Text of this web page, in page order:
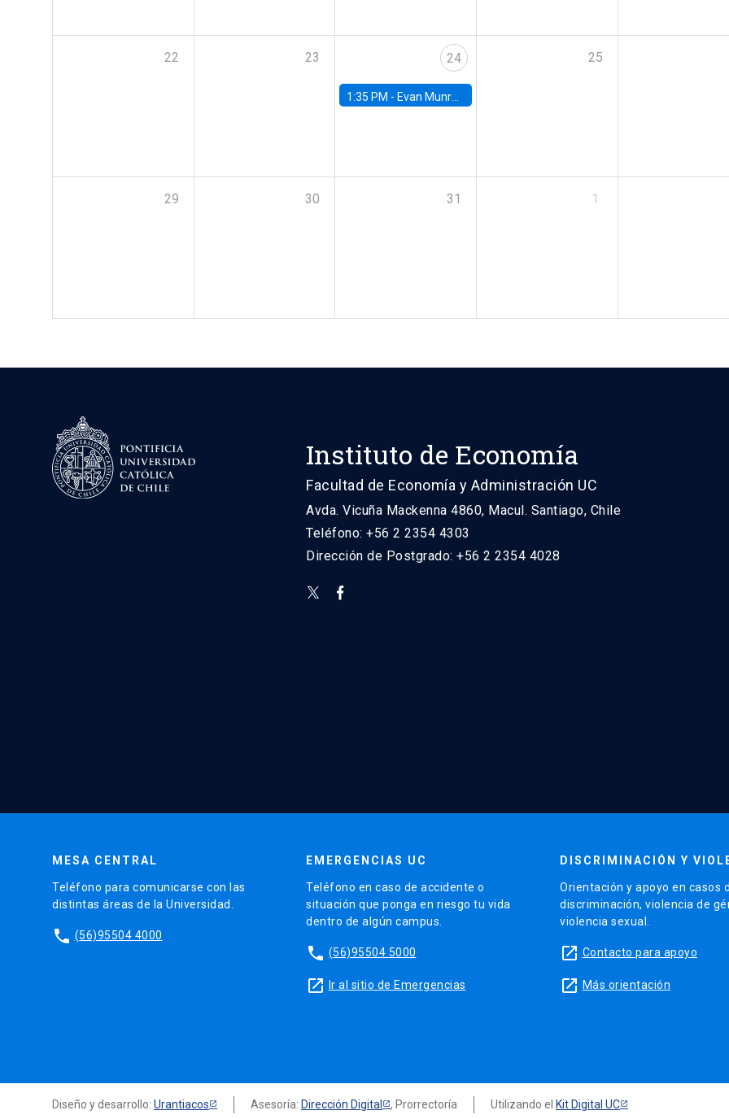
22 23 24
1:35 PM - Evan Munro, Neyman Visiting Assistant Professor in the Department of Statistics at UC Berkeley
25
29 30 31 1
Instituto de Economía
Facultad de Economía y Administración UC
Avda. Vicuña Mackenna 4860, Macul. Santiago, Chile
Teléfono: +56 2 2354 4303
Dirección de Postgrado: +56 2 2354 4028
MESA CENTRAL
Teléfono para comunicarse con las
distintas áreas de la Universidad.
phone (56)95504 4000
EMERGENCIAS UC
Teléfono en caso de accidente o
situación que ponga en riesgo tu vida
dentro de algún campus.
phone (56)95504 5000
launch Ir al sitio de Emergencias
DISCRIMINACIÓN Y
Orientación y apoyo en casos
discriminación, violencia de
violencia sexual.
launch Contacto para apoyo
launch Más orientación
Diseño y desarrollo: Urantiacos Asesoría: Dirección Digital , Prorrectoría Utilizando el Kit Digital UC